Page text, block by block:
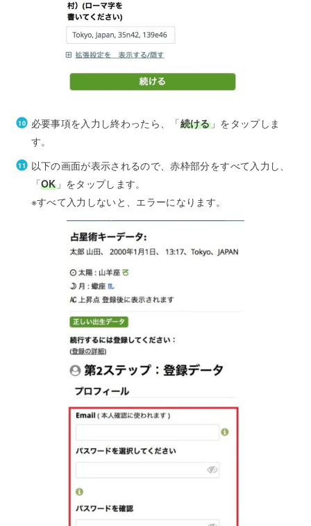
必要事項を入力し終わったら、「続ける」をタップしま
す。
以下の画面が表示されるので、赤枠部分をすべて入力し、
「OK」をタップします。
※すべて入力しないと、エラーになります。